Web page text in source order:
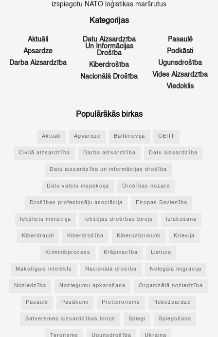
izspiegotu NATO loģistikas maršrutus
Kategorijas
Aktuāli
Apsardze
Darba Aizsardzība
Datu Aizsardzība
Un Informācijas
Drošība
Kiberdrošība
Nacionālā Drošība
Pasaulē
Podkāsti
Ugunsdrošība
Vides Aizsardzība
Viedoklis
Populārākās birkas
Aktuāli Apsardze Baltkrievija CERT
Civilā aizsardzība Darba aizsardzība Datu aizsardzība
Datu aizsardzība un informācijas drošība
Datu valsts inspekcija Drošības nozare
Drošības profesionāļu asociācija Eiropas Savienība
Iekšlietu ministrija Iekšējās drošības birojs Izlūkošana
Kiberdraudi Kiberdrošība Kiberuzbrukumi Krievija
Kriminālprocess Krāpniecība Lietuva
Mākslīgais intelekts Nacionālā drošība Nelegālā migrācija
Noziedzība Noziegumu apkarošana Organizētā noziedzība
Pasaulē Pasākumi Pretterorisms Robežsardze
Satversmes aizsardzības birojs Spiegi Spiegošana
Terorisms Ugunsdrošība Ukraina